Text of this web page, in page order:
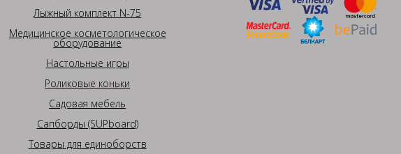
Лыжный комплект N-75
Медицинское косметологическое
оборудование
Настольные игры
Роликовые коньки
Садовая мебель
Сапборды (SUPboard)
Товары для единоборств